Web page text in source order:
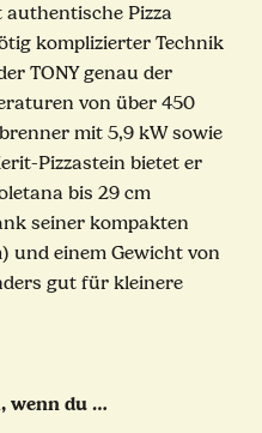
Pizza
komplizierter Technik
TONY genau der
von über 450
mit 5,9 kW sowie
Pizzastein bietet er
bis 29 cm
seiner kompakten
und einem Gewicht von
gut für kleinere
wenn du …